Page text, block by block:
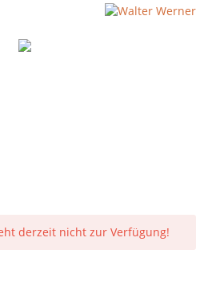
derzeit nicht zur Verfügung!